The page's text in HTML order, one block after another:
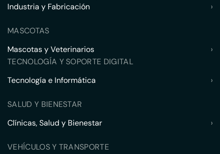
Industria y Fabricación
›
MASCOTAS
Mascotas y Veterinarios
›
TECNOLOGÍA Y SOPORTE DIGITAL
Tecnología e Informática
›
SALUD Y BIENESTAR
Clínicas, Salud y Bienestar
›
VEHÍCULOS Y TRANSPORTE